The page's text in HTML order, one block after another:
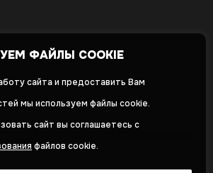
ФАЙЛЫ COOKIE
сайта и предоставить Вам
мы используем файлы cookie.
сайт вы соглашаетесь с
файлов cookie.